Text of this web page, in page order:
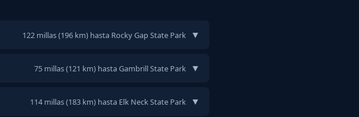
122 millas (196 km) hasta Rocky Gap State Park ▼
75 millas (121 km) hasta Gambrill State Park ▼
114 millas (183 km) hasta Elk Neck State Park ▼